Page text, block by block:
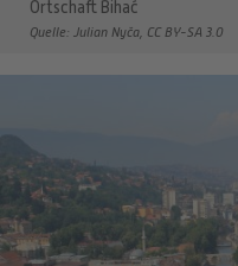
Ortschaft Bihać
Quelle: Julian Nyča, CC BY-SA 3.0